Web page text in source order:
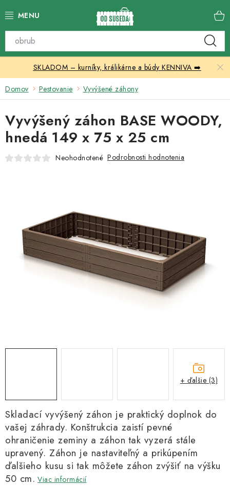
na
Katalóg produktov
Skleníky
Nábytok
Chovateľské potreby
Kachle
SKLADOM – kurníky, králikárne a búdy KENNIVA ➡️
Domov Pestovanie Vyvýšené záhony
Skladací vyvýšený záhon je praktický doplnok do
vašej záhrady. Konštrukcia zaistí pevné
ohraničenie zeminy a záhon tak vyzerá stále
upravený. Záhon je nastaviteľný a prikúpením
ďalšieho kusu si tak môžete záhon zvýšiť na výšku
50 cm. Viac informácií
Vyvýšený záhon BASE WOODY,
hnedá 149 x 75 x 25 cm
Neohodnotené Podrobnosti hodnotenia
+ ďalšie (3)